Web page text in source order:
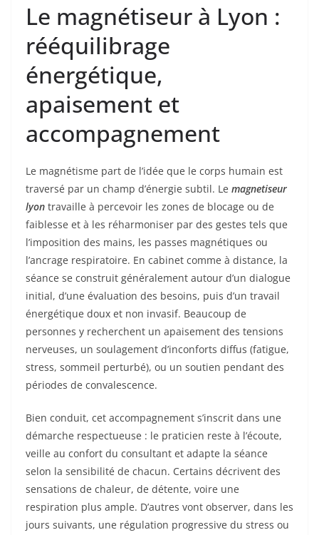
Le magnétiseur à Lyon :
rééquilibrage
énergétique,
apaisement et
accompagnement
Le magnétisme part de l’idée que le corps humain est
traversé par un champ d’énergie subtil. Le magnetiseur
lyon travaille à percevoir les zones de blocage ou de
faiblesse et à les réharmoniser par des gestes tels que
l’imposition des mains, les passes magnétiques ou
l’ancrage respiratoire. En cabinet comme à distance, la
séance se construit généralement autour d’un dialogue
initial, d’une évaluation des besoins, puis d’un travail
énergétique doux et non invasif. Beaucoup de
personnes y recherchent un apaisement des tensions
nerveuses, un soulagement d’inconforts diffus (fatigue,
stress, sommeil perturbé), ou un soutien pendant des
périodes de convalescence.
Bien conduit, cet accompagnement s’inscrit dans une
démarche respectueuse : le praticien reste à l’écoute,
veille au confort du consultant et adapte la séance
selon la sensibilité de chacun. Certains décrivent des
sensations de chaleur, de détente, voire une
respiration plus ample. D’autres vont observer, dans les
jours suivants, une régulation progressive du stress ou